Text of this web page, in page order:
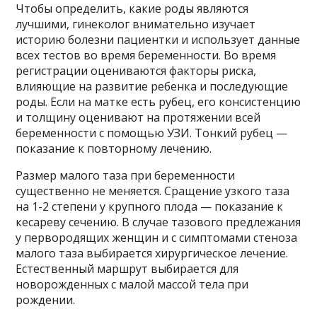
Чтобы определить, какие роды являются
лучшими, гинеколог внимательно изучает
историю болезни пациентки и использует данные
всех тестов во время беременности. Во время
регистрации оцениваются факторы риска,
влияющие на развитие ребенка и последующие
роды. Если на матке есть рубец, его консистенцию
и толщину оценивают на протяжении всей
беременности с помощью УЗИ. Тонкий рубец —
показание к повторному лечению.
Размер малого таза при беременности
существенно не меняется. Сращение узкого таза
на 1-2 степени у крупного плода — показание к
кесареву сечению. В случае тазового предлежания
у первородящих женщин и с симптомами стеноза
малого таза выбирается хирургическое лечение.
Естественный маршрут выбирается для
новорожденных с малой массой тела при
рождении.